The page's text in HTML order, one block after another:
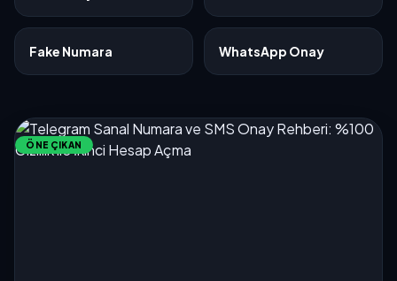
Fake Numara WhatsApp Onay
ÖNE ÇIKAN